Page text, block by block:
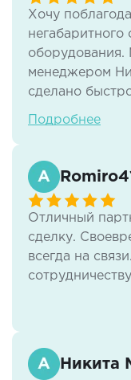
Всем
Хочу
негабаритного
оборудования.
менеджером
сделано
важным
Подробнее
Отличный
сделку.
всегда на
Никита